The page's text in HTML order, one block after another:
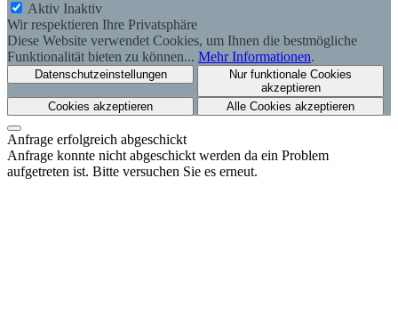
Aktiv Inaktiv
Wir respektieren Ihre Privatsphäre
Diese Website verwendet Cookies, um Ihnen die bestmögliche
Funktionalität bieten zu können... Mehr Informationen.
Datenschutzeinstellungen
Nur funktionale Cookies
akzeptieren
Cookies akzeptieren
Alle Cookies akzeptieren
Anfrage erfolgreich abgeschickt
Anfrage konnte nicht abgeschickt werden da ein Problem
aufgetreten ist. Bitte versuchen Sie es erneut.